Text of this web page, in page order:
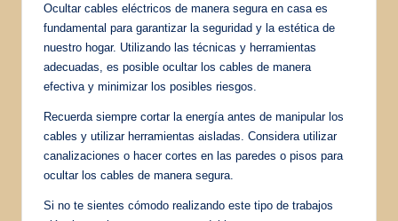
Ocultar cables eléctricos de manera segura en casa es
fundamental para garantizar la seguridad y la estética de
nuestro hogar. Utilizando las técnicas y herramientas
adecuadas, es posible ocultar los cables de manera
efectiva y minimizar los posibles riesgos.
Recuerda siempre cortar la energía antes de manipular los
cables y utilizar herramientas aisladas. Considera utilizar
canalizaciones o hacer cortes en las paredes o pisos para
ocultar los cables de manera segura.
Si no te sientes cómodo realizando este tipo de trabajos